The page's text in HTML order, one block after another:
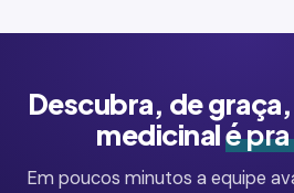
Descubra, de
medicinalé
Em poucos minutos a equipe